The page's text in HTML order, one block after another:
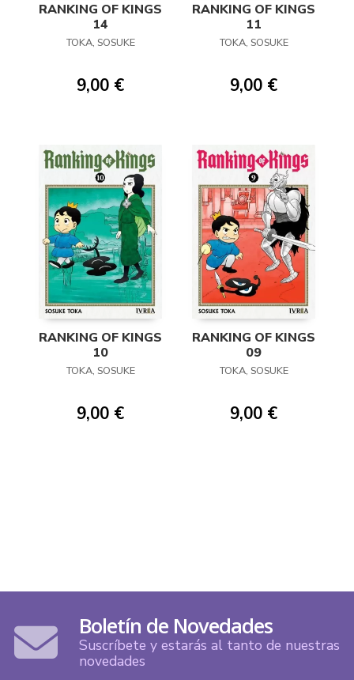
RANKING OF KINGS
14
TOKA, SOSUKE
9,00 €
RANKING OF KINGS
11
TOKA, SOSUKE
9,00 €
RANKING OF KINGS
10
TOKA, SOSUKE
9,00 €
RANKING OF KINGS
09
TOKA, SOSUKE
9,00 €
Boletín de Novedades
Suscríbete y estarás al tanto de nuestras
novedades